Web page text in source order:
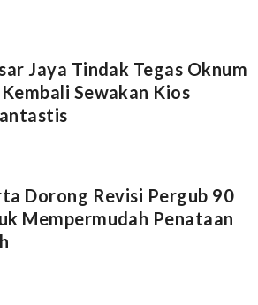
Jaya Tindak Tegas Oknum
Sewakan Kios
Dorong Revisi Pergub 90
Mempermudah Penataan